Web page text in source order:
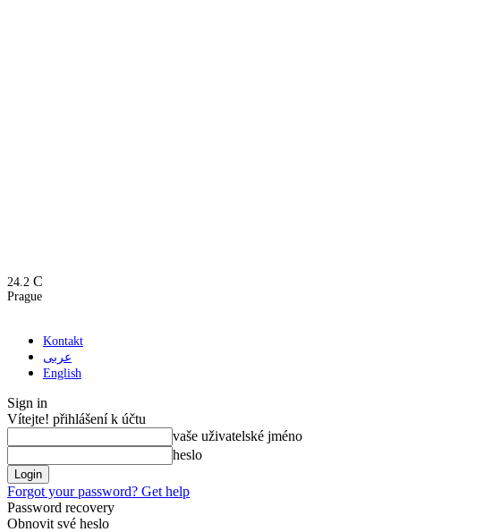
24.2 C
Prague
Kontakt
عربى
English
Sign in
Vítejte! přihlášení k účtu
vaše uživatelské jméno
heslo
Forgot your password? Get help
Password recovery
Obnovit své heslo